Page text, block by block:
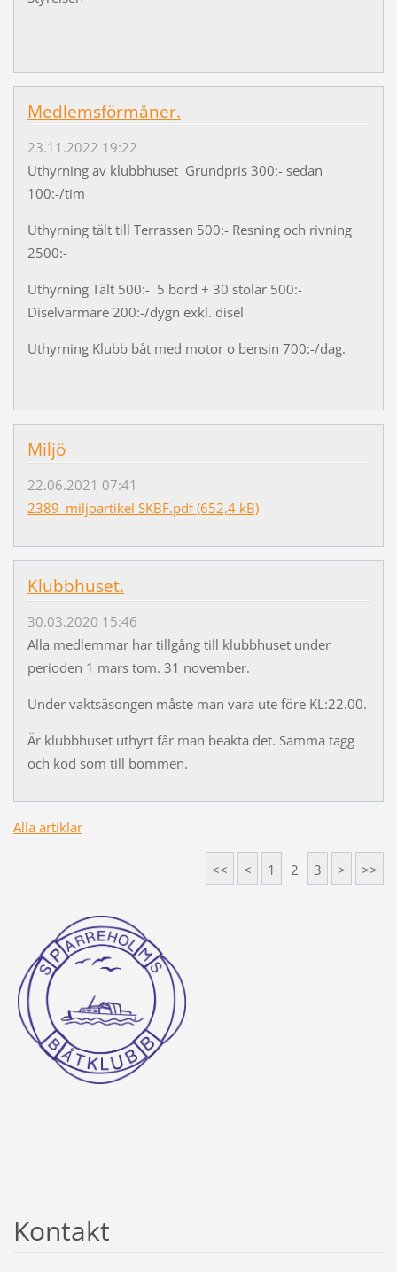
Medlemsförmåner.
23.11.2022 19:22
Uthyrning av klubbhuset Grundpris 300:- sedan
100:-/tim
Uthyrning tält till Terrassen 500:- Resning och rivning
2500:-
Uthyrning Tält 500:- 5 bord + 30 stolar 500:-
Diselvärmare 200:-/dygn exkl. disel
Uthyrning Klubb båt med motor o bensin 700:-/dag.
Miljö
22.06.2021 07:41
2389_miljoartikel SKBF.pdf (652,4 kB)
Klubbhuset.
30.03.2020 15:46
Alla medlemmar har tillgång till klubbhuset under
perioden 1 mars tom. 31 november.
Under vaktsäsongen måste man vara ute före KL:22.00.
Är klubbhuset uthyrt får man beakta det. Samma tagg
och kod som till bommen.
Alla artiklar
<< < 1 2 3 > >>
Kontakt